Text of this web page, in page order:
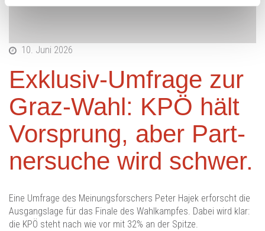
10. Juni 2026
Exklu­siv-Umfrage zur
Graz-Wahl: KPÖ hält
Vor­sprung, aber Part­
ner­su­che wird schwer.
Eine Umfrage des Meinungsforschers Peter Hajek erforscht die
Ausgangslage für das Finale des Wahlkampfes. Dabei wird klar:
die KPÖ steht nach wie vor mit 32% an der Spitze.